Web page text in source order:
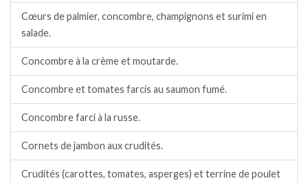
Cœurs de palmier, concombre, champignons et surimi en
salade.
Concombre à la crème et moutarde.
Concombre et tomates farcis au saumon fumé.
Concombre farci à la russe.
Cornets de jambon aux crudités.
Crudités (carottes, tomates, asperges) et terrine de poulet